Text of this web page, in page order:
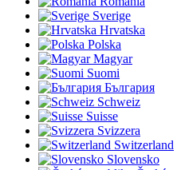
Sverige
Hrvatska
Polska
Magyar
Suomi
България
Schweiz
Suisse
Svizzera
Switzerland
Slovensko